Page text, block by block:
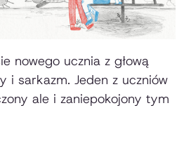
nowego ucznia z głową
i sarkazm. Jeden z uczniów
ale i zaniepokojony tym